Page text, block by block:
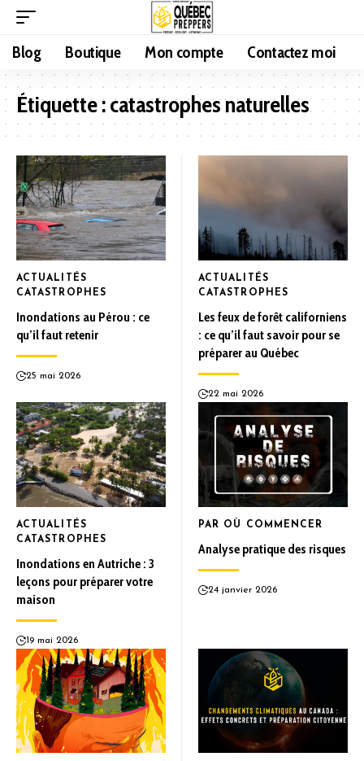
Blog Boutique Mon compte Contactez moi
Étiquette :catastrophes naturelles
ACTUALITÉS
CATASTROPHES
Inondations au Pérou : ce
qu’il faut retenir
25 mai 2026
ACTUALITÉS
CATASTROPHES
Les feux de forêt californiens
: ce qu’il faut savoir pour se
préparer au Québec
22 mai 2026
ACTUALITÉS
CATASTROPHES
Inondations en Autriche : 3
leçons pour préparer votre
maison
19 mai 2026
PAR OÙ COMMENCER
Analyse pratique des risques
24 janvier 2026